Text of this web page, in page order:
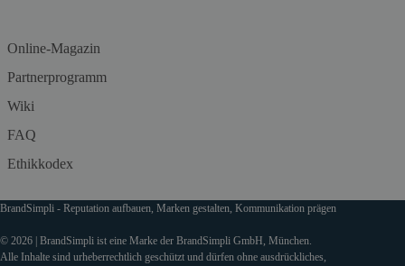
Online-Magazin
Partnerprogramm
Wiki
FAQ
Ethikkodex
BrandSimpli - Reputation aufbauen, Marken gestalten, Kommunikation prägen
© 2026 | BrandSimpli ist eine Marke der BrandSimpli GmbH, München.
Alle Inhalte sind urheberrechtlich geschützt und dürfen ohne ausdrückliches,